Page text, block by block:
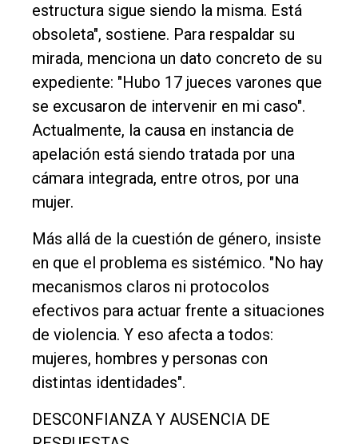
estructura sigue siendo la misma. Está
obsoleta", sostiene. Para respaldar su
mirada, menciona un dato concreto de su
expediente: "Hubo 17 jueces varones que
se excusaron de intervenir en mi caso".
Actualmente, la causa en instancia de
apelación está siendo tratada por una
cámara integrada, entre otros, por una
mujer.
Más allá de la cuestión de género, insiste
en que el problema es sistémico. "No hay
mecanismos claros ni protocolos
efectivos para actuar frente a situaciones
de violencia. Y eso afecta a todos:
mujeres, hombres y personas con
distintas identidades".
DESCONFIANZA Y AUSENCIA DE